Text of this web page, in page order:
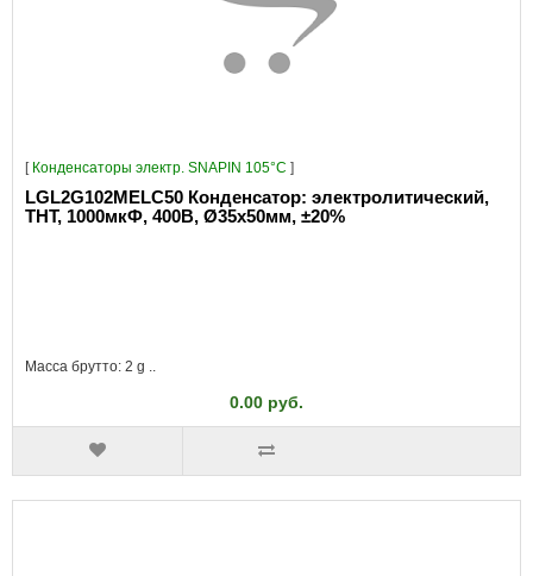
[ Конденсаторы электр. SNAPIN 105°C ]
LGL2G102MELC50 Конденсатор: электролитический,
THT, 1000мкФ, 400В, Ø35x50мм, ±20%
Масса брутто: 2 g ..
0.00 руб.